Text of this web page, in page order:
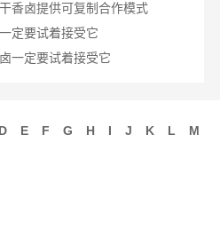
香卤提供可复制合作模式
定要试着接受它
一定要试着接受它
D E F G H I J K L
M